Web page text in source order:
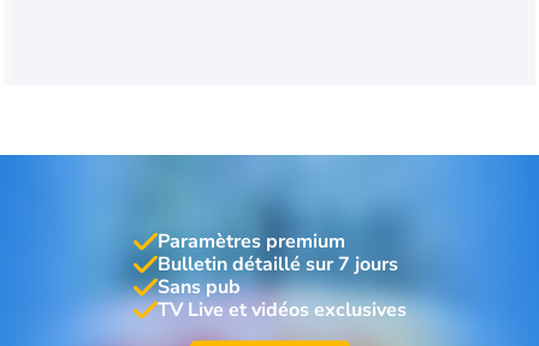
Paramètres premium
Bulletin détaillé sur 7 jours
Sans pub
TV Live et vidéos exclusives